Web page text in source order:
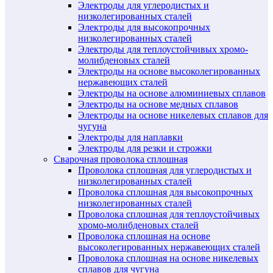
Электроды для углеродистых и
низколегированных сталей
Электроды для высокопрочных
низколегированных сталей
Электроды для теплоустойчивых хромо-
молибденовых сталей
Электроды на основе высоколегированных
нержавеющих сталей
Электроды на основе алюминиевых сплавов
Электроды на основе медных сплавов
Электроды на основе никелевых сплавов для
чугуна
Электроды для наплавки
Электроды для резки и строжки
Сварочная проволока сплошная
Проволока сплошная для углеродистых и
низколегированных сталей
Проволока сплошная для высокопрочных
низколегированных сталей
Проволока сплошная для теплоустойчивых
хромо-молибденовых сталей
Проволока сплошная на основе
высоколегированных нержавеющих сталей
Проволока сплошная на основе никелевых
сплавов для чугуна